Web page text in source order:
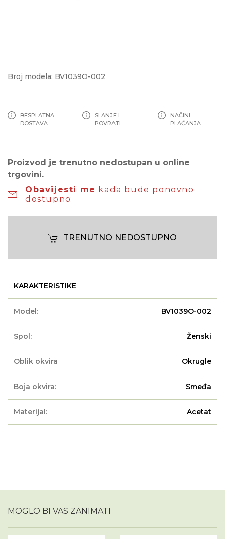
Broj modela: BV1039O-002
BESPLATNA
DOSTAVA
SLANJE I
POVRATI
NAČINI
PLAĆANJA
Proizvod je trenutno nedostupan u online
trgovini.
Obavijesti me kada bude ponovno
dostupno
TRENUTNO NEDOSTUPNO
KARAKTERISTIKE
Model: BV1039O-002
Spol: Ženski
Oblik okvira Okrugle
Boja okvira: Smeđa
Materijal: Acetat
MOGLO BI VAS ZANIMATI